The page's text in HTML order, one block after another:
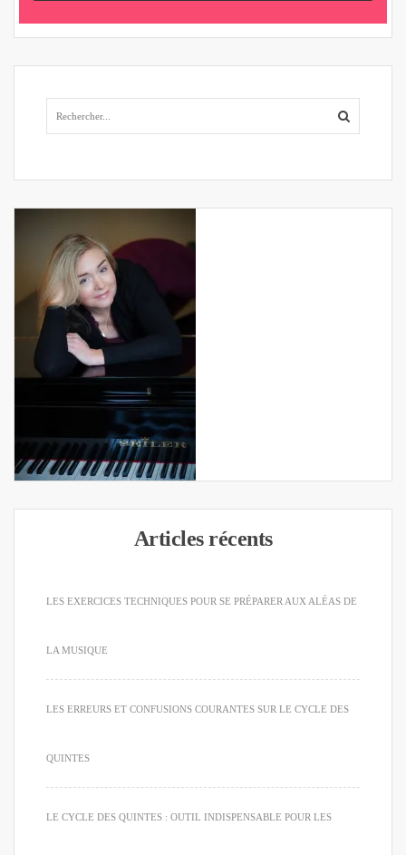
Articles récents
LES EXERCICES TECHNIQUES POUR SE PRÉPARER AUX ALÉAS DE
LA MUSIQUE
LES ERREURS ET CONFUSIONS COURANTES SUR LE CYCLE DES
QUINTES
LE CYCLE DES QUINTES : OUTIL INDISPENSABLE POUR LES